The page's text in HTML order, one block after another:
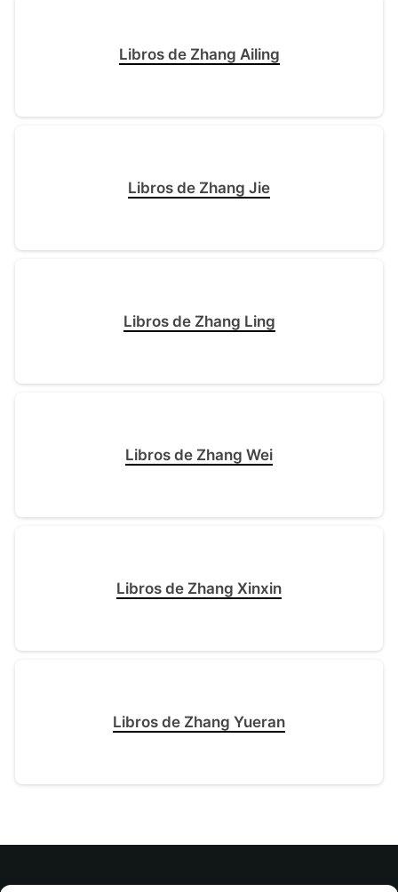
Libros de Zhang Ailing
Libros de Zhang Jie
Libros de Zhang Ling
Libros de Zhang Wei
Libros de Zhang Xinxin
Libros de Zhang Yueran